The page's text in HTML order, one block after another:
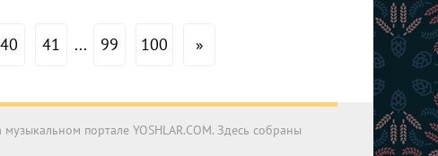
40 41 ... 99 100 »
портале YOSHLAR.COM. Здесь собраны